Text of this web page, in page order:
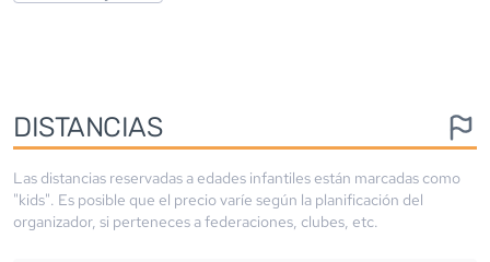
DISTANCIAS
Las distancias reservadas a edades infantiles están marcadas como
"kids". Es posible que el precio varíe según la planificación del
organizador, si perteneces a federaciones, clubes, etc.